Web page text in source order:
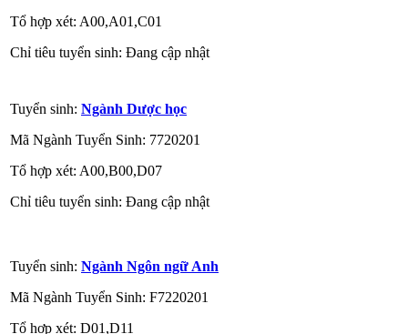
Tổ hợp xét: A00,A01,C01
Chỉ tiêu tuyển sinh: Đang cập nhật
Tuyển sinh: Ngành Dược học
Mã Ngành Tuyển Sinh: 7720201
Tổ hợp xét: A00,B00,D07
Chỉ tiêu tuyển sinh: Đang cập nhật
Tuyển sinh: Ngành Ngôn ngữ Anh
Mã Ngành Tuyển Sinh: F7220201
Tổ hợp xét: D01,D11